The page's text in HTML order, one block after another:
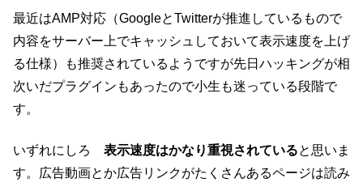
最近はAMP対応（GoogleとTwitterが推進しているもので
内容をサーバー上でキャッシュしておいて表示速度を上げ
る仕様）も推奨されているようですが先日ハッキングが相
次いだプラグインもあったので小生も迷っている段階で
す。
いずれにしろ 表示速度はかなり重視されていると思いま
す。広告動画とか広告リンクがたくさんあるページは読み